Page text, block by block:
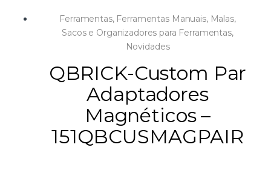
Ferramentas, Ferramentas Manuais, Malas,
Sacos e Organizadores para Ferramentas,
Novidades
QBRICK-Custom Par
Adaptadores
Magnéticos –
151QBCUSMAGPAIR